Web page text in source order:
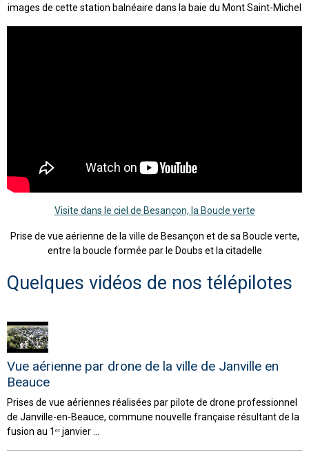
images de cette station balnéaire dans la baie du Mont Saint-Michel
Visite dans le ciel de Besançon, la Boucle verte
Prise de vue aérienne de la ville de Besançon et de sa Boucle verte,
entre la boucle formée par le Doubs et la citadelle
Quelques vidéos de nos télépilotes
Vue aérienne par drone de la ville de Janville en
Beauce
Prises de vue aériennes réalisées par pilote de drone professionnel
de Janville-en-Beauce, commune nouvelle française résultant de la
fusion au 1ᵉʳ janvier ...